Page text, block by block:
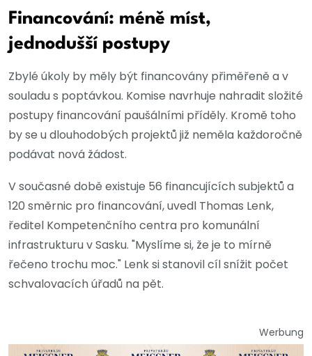
Financování: méně míst,
jednodušší postupy
Zbylé úkoly by měly být financovány přiměřeně a v
souladu s poptávkou. Komise navrhuje nahradit složité
postupy financování paušálními příděly. Kromě toho
by se u dlouhodobých projektů již neměla každoročně
podávat nová žádost.
V současné době existuje 56 financujících subjektů a
120 směrnic pro financování, uvedl Thomas Lenk,
ředitel Kompetenčního centra pro komunální
infrastrukturu v Sasku. "Myslíme si, že je to mírně
řečeno trochu moc." Lenk si stanovil cíl snížit počet
schvalovacích úřadů na pět.
Werbung